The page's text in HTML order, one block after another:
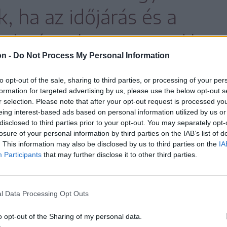
- Do Not Process My Personal Information
opt-out of the sale, sharing to third parties, or processing of your
for targeted advertising by us, please use the below opt-out
selection. Please note that after your opt-out request is processed
interest-based ads based on personal information utilized by us
to third parties prior to your opt-out. You may separately
of your personal information by third parties on the IAB’s list of
This information may also be disclosed by us to third parties on the
Participants that may further disclose it to other third parties.
Data Processing Opt Outs
opt-out of the Sharing of my personal data.
ha az időjárás és a
megengedik.
ideiglenes gát megemelése, a töltés
zúzott kő behordása a mederbe a vizet
rögzítése érdekében. A csövek jelenleg a
és elvezetik, tehát
megfelelően